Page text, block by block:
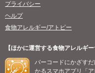
プライバシー
ヘルプ
食物アレルギー/アトピー
【ほかに運営する食物アレルギー
バーコードにかざす
かるスマホアプリ「ア